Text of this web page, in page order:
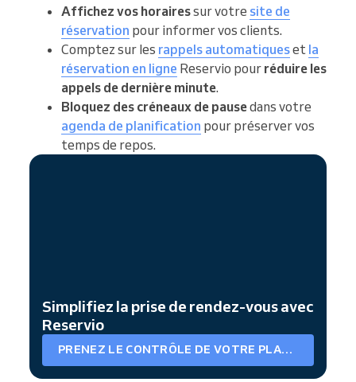
Affichez vos horairessur votre site de
réservation pour informer vos clients.
Comptez sur les rappels automatiqueset la
réservation en ligne Reservio pour réduire les
appels de dernière minute.
Bloquez des créneaux de pausedans votre
agenda de planification pour préserver vos
temps de repos.
Simplifiez la prise de rendez-vous avec
Reservio
PRENEZ LE CONTRÔLE DE VOTRE PLANNING